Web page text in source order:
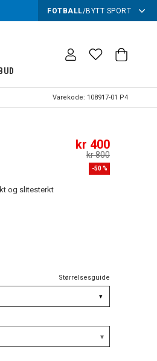
FOTBALL/BYTT SPORT
Varekode: 108917-01 P4
-50 %
kr 400
kr 800
og slitesterkt
Størrelsesguide
▾